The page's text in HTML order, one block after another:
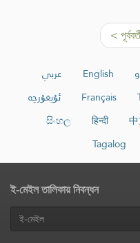
<
عربي English
ئۇيغۇرچە
Français
සිංහල
हिन्दी
Tagalog
ই-মেইল তালিকায় নিবন্ধন